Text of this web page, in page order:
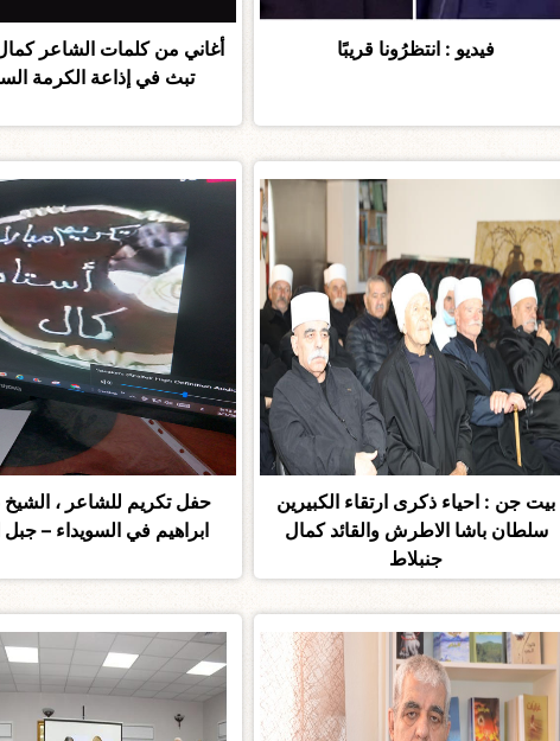
فيديو : انتظرُونا قريبًا
أغاني من كلمات الشاعر
تبث في إذاعة الكرمة
بيت جن : احياء ذكرى ارتقاء الكبيرين
سلطان باشا الاطرش والقائد كمال
جنبلاط
حفل تكريم للشاعر ، الشيخ
ابراهيم في السويداء –